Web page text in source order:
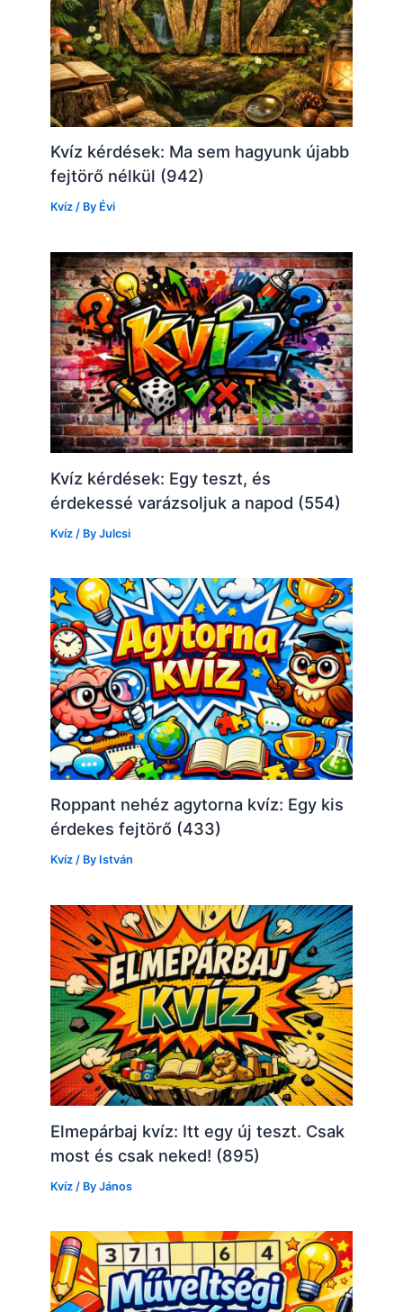
Kvíz kérdések: Ma sem hagyunk újabb
fejtörő nélkül (942)
Kvíz / By Évi
Kvíz kérdések: Egy teszt, és
érdekessé varázsoljuk a napod (554)
Kvíz / ByJulcsi
Roppant nehéz agytorna kvíz: Egy kis
érdekes fejtörő (433)
Kvíz / By István
Elmepárbaj kvíz: Itt egy új teszt. Csak
most és csak neked! (895)
Kvíz / ByJános